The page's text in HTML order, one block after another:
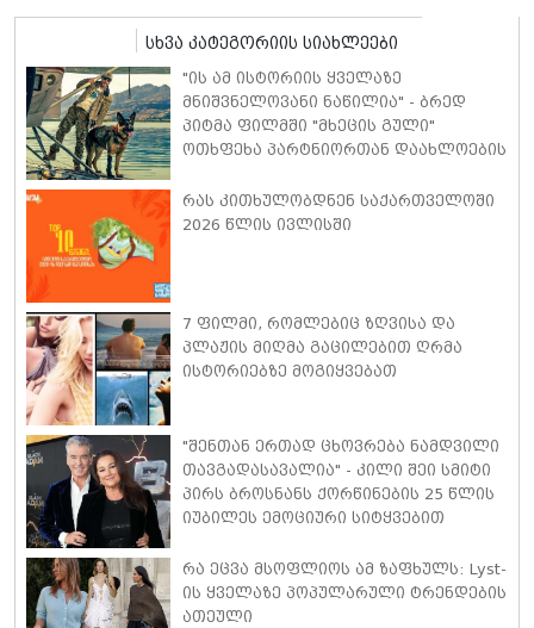
სხვა კატეგორიის სიახლეები
"ის ამ ისტორიის ყველაზე
მნიშვნელოვანი ნაწილია" - ბრედ
პიტმა ფილმში "მხეცის გული"
ოთხფეხა პარტნიორთან დაახლოების
ისაუბრა
რას კითხულობდნენ საქართველოში
2026 წლის ივლისში
7 ფილმი, რომლებიც ზღვისა და
პლაჟის მიღმა გაცილებით ღრმა
ისტორიებზე მოგიყვებათ
"შენთან ერთად ცხოვრება ნამდვილი
თავგადასავალია" - კილი შეი სმიტი
პირს ბროსნანს ქორწინების 25 წლის
იუბილეს ემოციური სიტყვებით
რა ეცვა მსოფლიოს ამ ზაფხულს: Lyst-
ის ყველაზე პოპულარული ტრენდების
ათეული